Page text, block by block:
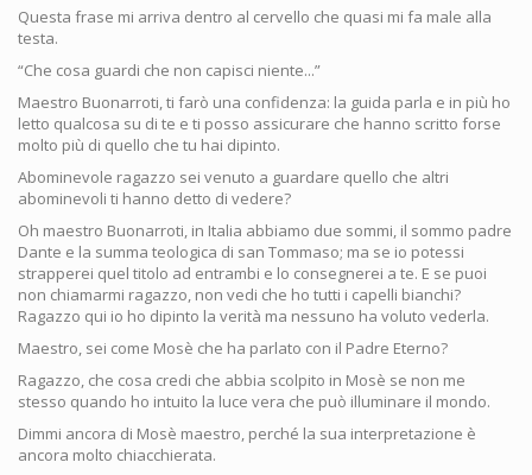
Questa frase mi arriva dentro al cervello che quasi mi fa male alla
testa.
“Che cosa guardi che non capisci niente...”
Maestro Buonarroti, ti farò una confidenza: la guida parla e in più ho
letto qualcosa su di te e ti posso assicurare che hanno scritto forse
molto più di quello che tu hai dipinto.
Abominevole ragazzo sei venuto a guardare quello che altri
abominevoli ti hanno detto di vedere?
Oh maestro Buonarroti, in Italia abbiamo due sommi, il sommo padre
Dante e la summa teologica di san Tommaso; ma se io potessi
strapperei quel titolo ad entrambi e lo consegnerei a te. E se puoi
non chiamarmi ragazzo, non vedi che ho tutti i capelli bianchi?
Ragazzo qui io ho dipinto la verità ma nessuno ha voluto vederla.
Maestro, sei come Mosè che ha parlato con il Padre Eterno?
Ragazzo, che cosa credi che abbia scolpito in Mosè se non me
stesso quando ho intuito la luce vera che può illuminare il mondo.
Dimmi ancora di Mosè maestro, perché la sua interpretazione è
ancora molto chiacchierata.